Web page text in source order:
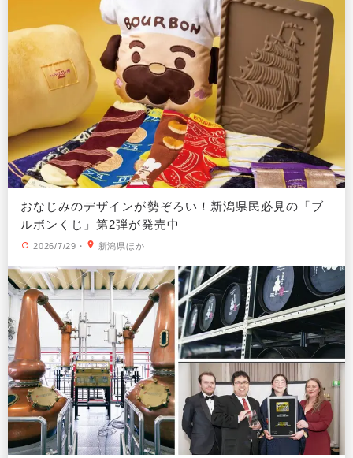
おなじみのデザインが勢ぞろい！新潟県民必見の「ブ
ルボンくじ」第2弾が発売中
2026/7/29 ・ 新潟県ほか